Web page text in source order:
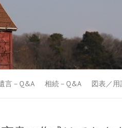
言－Q&A 相続－Q&A 図表／